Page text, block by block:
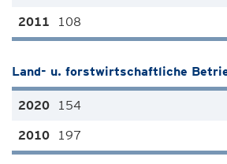
108
Land- u. forstwirtschaftliche
154
197